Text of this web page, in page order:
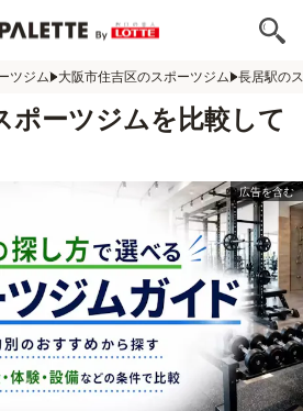
ツジム 大阪市住吉区のスポーツジム 長居駅の
ポーツジムを比較して